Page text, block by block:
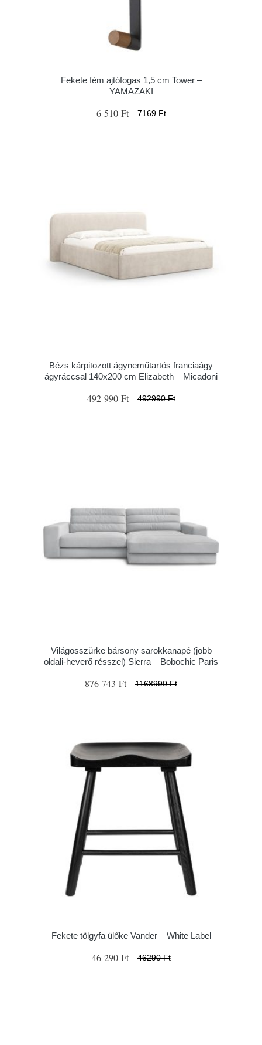
Fekete fém ajtófogas 1,5 cm Tower –
YAMAZAKI
6 510 Ft 7169 Ft
Bézs kárpitozott ágyneműtartós franciaágy
ágyráccsal 140x200 cm Elizabeth – Micadoni
492 990 Ft 492990 Ft
Világosszürke bársony sarokkanapé (jobb
oldali-heverő résszel) Sierra – Bobochic Paris
876 743 Ft 1168990 Ft
Fekete tölgyfa ülőke Vander – White Label
46 290 Ft 46290 Ft